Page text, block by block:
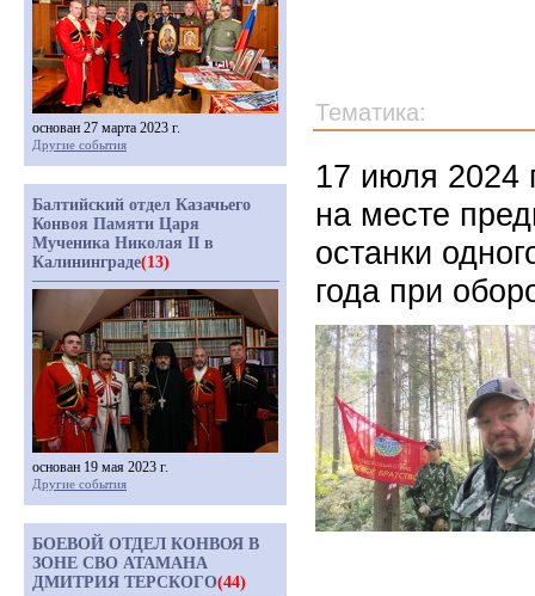
Тематика:
17 июля 2024
на месте
останки
года при
основан 27 марта 2023 г.
Другие события
Балтийский отдел Казачьего
Конвоя Памяти Царя
Мученика Николая II в
Калининграде(13)
основан 19 мая 2023 г.
Другие события
БОЕВОЙ ОТДЕЛ КОНВОЯ В
ЗОНЕ СВО АТАМАНА
ДМИТРИЯ ТЕРСКОГО(44)